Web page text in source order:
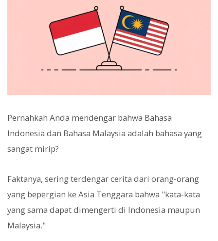
Pernahkah Anda mendengar bahwa Bahasa
Indonesia dan Bahasa Malaysia adalah bahasa yang
sangat mirip?
Faktanya, sering terdengar cerita dari orang-orang
yang bepergian ke Asia Tenggara bahwa "kata-kata
yang sama dapat dimengerti di Indonesia maupun
Malaysia."